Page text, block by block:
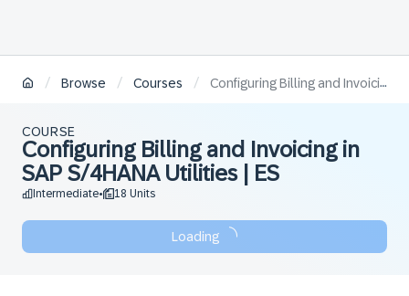
/ Browse / Courses / Configuring Billing and Invoicing in SAP S/4HANA Utilities | ES
COURSE
Configuring Billing and Invoicing in
SAP S/4HANA Utilities | ES
Intermediate• 18 Units
Loading